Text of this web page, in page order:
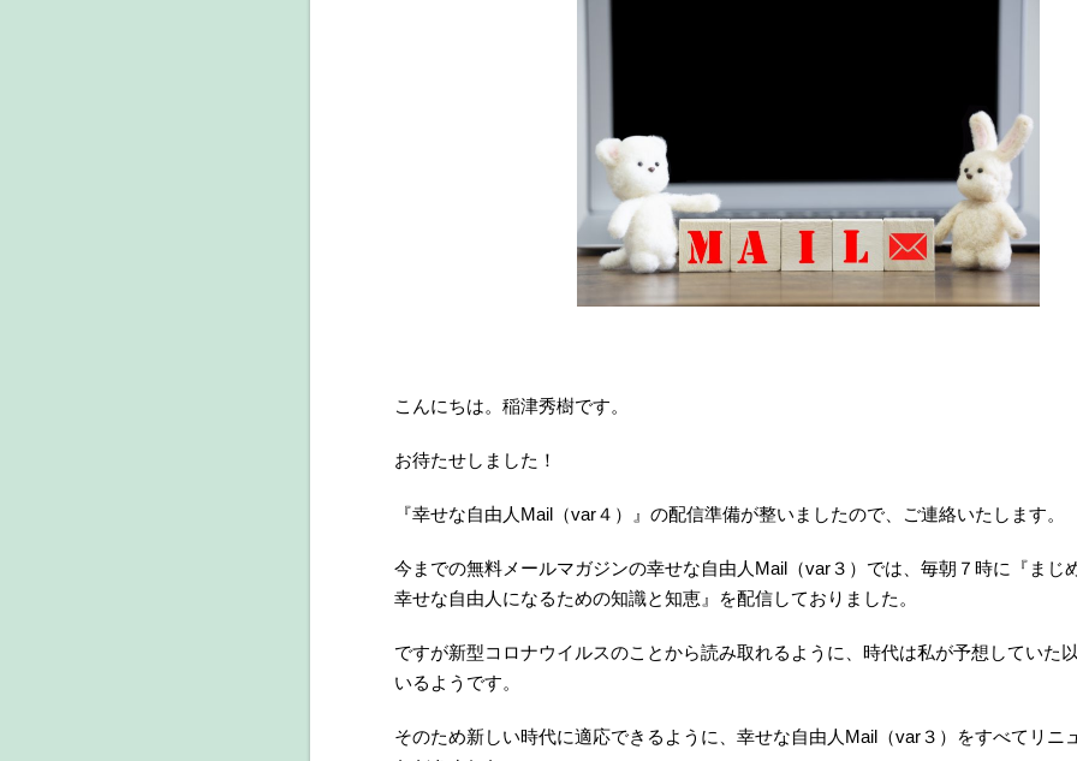
こんにちは。稲津秀樹です。
お待たせしました！
『幸せな自由人Mail（var４）』の配信準備が整いましたので、ご連絡いたします。
今までの無料メールマガジンの幸せな自由人Mail（var３）では、毎朝７時に『まじ
幸せな自由人になるための知識と知恵』を配信しておりました。
ですが新型コロナウイルスのことから読み取れるように、時代は私が予想していた
いるようです。
そのため新しい時代に適応できるように、幸せな自由人Mail（var３）をすべてリニ